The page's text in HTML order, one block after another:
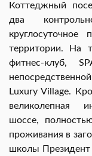
Коттеджный
два
круглосуточное
территории.
На
фитнес-клуб,
Luxury Village.
великолепная
шоссе,
проживания в
школы